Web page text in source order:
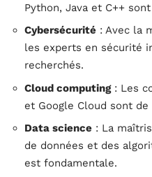
Python, Java et C++
Cybersécurité : Avec la
les experts en sécurité
recherchés.
Cloud computing: Les
et Google Cloud sont
Data science : La
de données et des
est fondamentale.